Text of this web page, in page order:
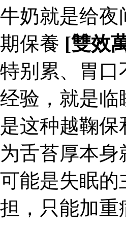
牛奶就是给夜
期保養 [雙效
特别累、胃口
经验，就是临
是这种越鞠
为舌苔厚本
可能是失眠的
担，只能加